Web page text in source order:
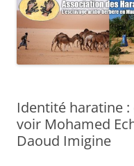
Identité haratine
voir Mohamed
Daoud Imigine